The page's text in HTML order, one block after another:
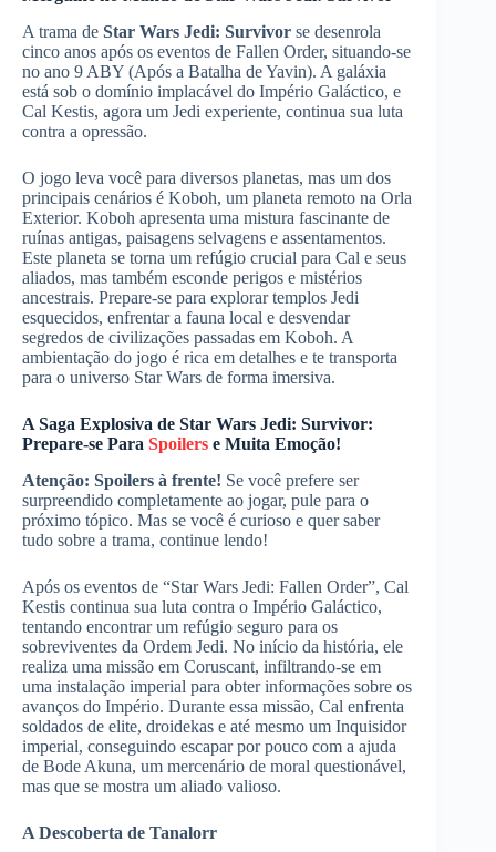
A trama de Star Wars Jedi: Survivor se desenrola
cinco anos após os eventos de Fallen Order, situando-se
no ano 9 ABY (Após a Batalha de Yavin). A galáxia
está sob o domínio implacável do Império Galáctico, e
Cal Kestis, agora um Jedi experiente, continua sua luta
contra a opressão.
O jogo leva você para diversos planetas, mas um dos
principais cenários é Koboh, um planeta remoto na Orla
Exterior. Koboh apresenta uma mistura fascinante de
ruínas antigas, paisagens selvagens e assentamentos.
Este planeta se torna um refúgio crucial para Cal e seus
aliados, mas também esconde perigos e mistérios
ancestrais. Prepare-se para explorar templos Jedi
esquecidos, enfrentar a fauna local e desvendar
segredos de civilizações passadas em Koboh. A
ambientação do jogo é rica em detalhes e te transporta
para o universo Star Wars de forma imersiva.
A Saga Explosiva de Star Wars Jedi: Survivor:
Prepare-se Para Spoilers e Muita Emoção!
Atenção: Spoilers à frente! Se você prefere ser
surpreendido completamente ao jogar, pule para o
próximo tópico. Mas se você é curioso e quer saber
tudo sobre a trama, continue lendo!
Após os eventos de “Star Wars Jedi: Fallen Order”, Cal
Kestis continua sua luta contra o Império Galáctico,
tentando encontrar um refúgio seguro para os
sobreviventes da Ordem Jedi. No início da história, ele
realiza uma missão em Coruscant, infiltrando-se em
uma instalação imperial para obter informações sobre os
avanços do Império. Durante essa missão, Cal enfrenta
soldados de elite, droidekas e até mesmo um Inquisidor
imperial, conseguindo escapar por pouco com a ajuda
de Bode Akuna, um mercenário de moral questionável,
mas que se mostra um aliado valioso.
A Descoberta de Tanalorr